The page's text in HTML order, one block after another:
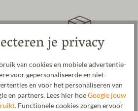
Snelle levering voor €4.90
je privacy
van cookies en mobiele advertentie-
voor gepersonaliseerde en niet-
en voor het personaliseren van
en partners. Lees hier hoeGoogle jouw
Functionele cookies zorgen ervoor